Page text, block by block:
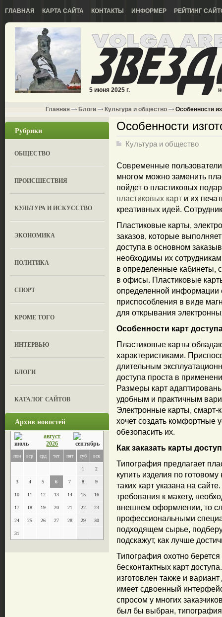
ГЛАВНАЯ КАРТА САЙТА КОНТАКТЫ ИНФОРМЕР РЕЙТИНГ
5 июня 2025 г.
Главная Блоги Культура и общество Особенности
Рубрики
ОБЩЕСТВО
ПРОИСШЕСТВИЯ
КУЛЬТУРА И ИСКУССТВО
ЭКОНОМИКА
ПОЛИТИКА
СПОРТ
КРОМЕ ТОГО
ИНТЕРВЬЮ
БЛОГИ
КАТАЛОГ САЙТОВ
Архив новостей
август
2026
пон втр срд чет пят суб вск
1 2
3 4 5 6 7 8 9
10 11 12 13 14 15 16
17 18 19 20 21 22 23
24 25 26 27 28 29 30
31
Особенности
Культура и общество
Современные
многом можно заменить
пойдет о пластиковых
пластиковых карт и их
креативных идей.
Пластиковые карты,
заказов, которые
доступа в основном
необходимы их
в определенные кабинеты,
в офисы. Пластиковые
определенной информации
приспособления в виде
для открывания
Особенности карт
Пластиковые карты
характеристиками.
длительным
доступа проста в
Размеры карт
удобным и практичным
Электронные карты, смарт-
хочет создать комфортные
обезопасить их.
Как заказать карты
Типография предлагает
купить изделия по
таких карт указана на
требования к макету,
внешнем оформлении, то
профессиональными
подходящем сырье,
подскажут, как лучше
Типография охотно берется
бесконтактных карт
изготовлен также и
имеет сдвоенный
спросом у многих
был бы выбран, типография